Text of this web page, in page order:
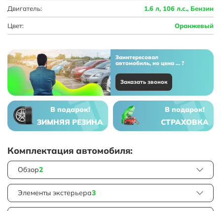
Двигатель: 1.6 л, 106 л.с., Бензин
Цвет: Оранжевый
Заинтересовал
автомобиль, но цена ... ?
Заказать звонок
В подарок!
ЗИМНЯЯ РЕЗИНА
В подарок!
СТРАХОВКА
Комплектация автомобиля:
Обзор2
Элементы экстерьера3